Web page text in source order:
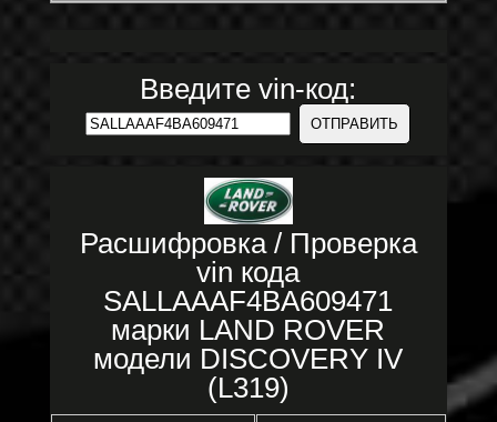
Введите vin-код:
Расшифровка / Проверка
vin кода
SALLAAAF4BA609471
марки LAND ROVER
модели DISCOVERY IV
(L319)